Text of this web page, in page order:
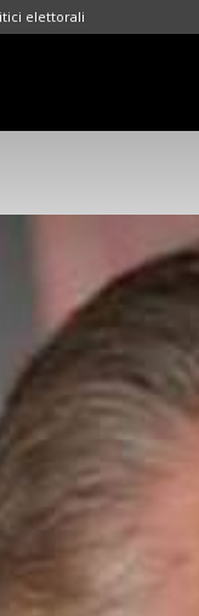
elettorali